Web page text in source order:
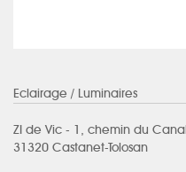
Eclairage / Luminaires
ZI de Vic - 1, chemin du Canal
31320 Castanet-Tolosan